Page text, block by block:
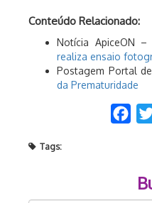
Conteúdo Relacionado:
Notícia ApiceON –
realiza ensaio
Postagem Portal
da Prematuridade
Tags: